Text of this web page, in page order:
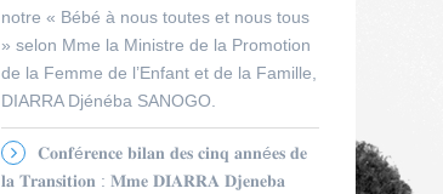
notre « Bébé à nous toutes et nous tous
» selon Mme la Ministre de la Promotion
de la Femme de l’Enfant et de la Famille,
DIARRA Djénéba SANOGO.
𝐂𝐨𝐧𝐟é𝐫𝐞𝐧𝐜𝐞 𝐛𝐢𝐥𝐚𝐧 𝐝𝐞𝐬 𝐜𝐢𝐧𝐪 𝐚𝐧𝐧é𝐞𝐬 𝐝𝐞
𝐥𝐚 𝐓𝐫𝐚𝐧𝐬𝐢𝐭𝐢𝐨𝐧 : 𝐌𝐦𝐞 𝐃𝐈𝐀𝐑𝐑𝐀 𝐃𝐣𝐞𝐧𝐞𝐛𝐚